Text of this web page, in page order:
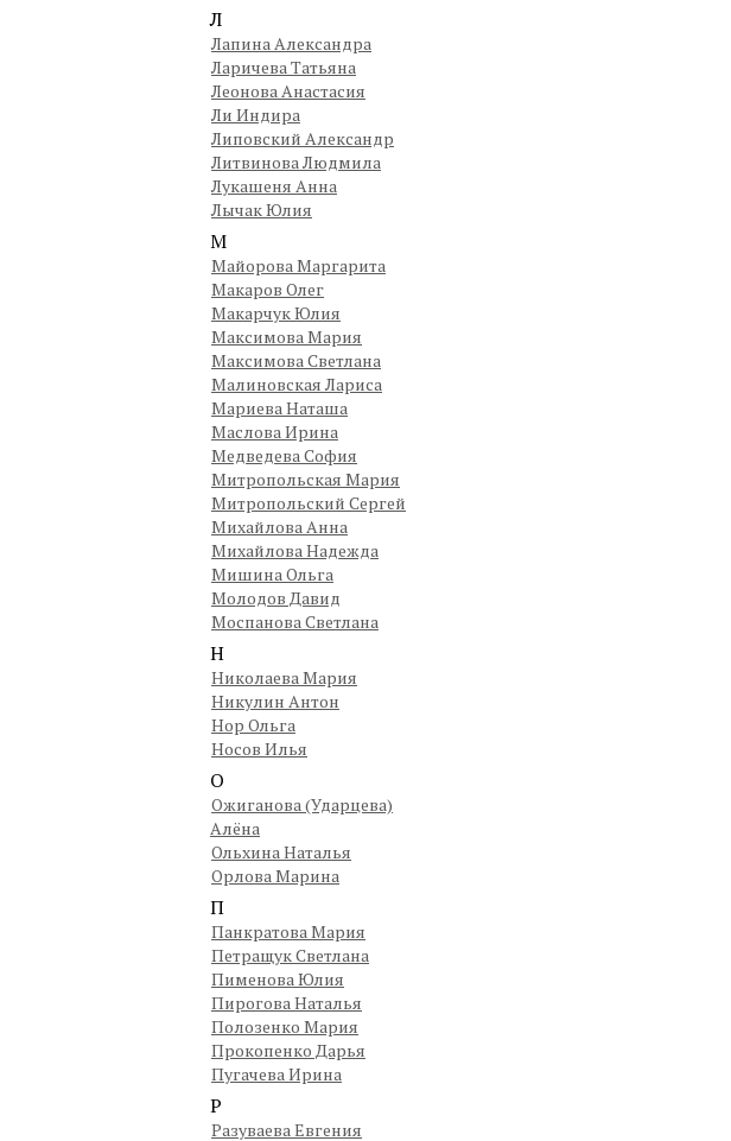
Л
Лапина Александра
Ларичева Татьяна
Леонова Анастасия
Ли Индира
Липовский Александр
Литвинова Людмила
Лукашеня Анна
Лычак Юлия
М
Майорова Маргарита
Макаров Олег
Макарчук Юлия
Максимова Мария
Максимова Светлана
Малиновская Лариса
Мариева Наташа
Маслова Ирина
Медведева София
Митропольская Мария
Митропольский Сергей
Михайлова Анна
Михайлова Надежда
Мишина Ольга
Молодов Давид
Моспанова Светлана
Н
Николаева Мария
Никулин Антон
Нор Ольга
Носов Илья
О
Ожиганова (Ударцева)
Алёна
Ольхина Наталья
Орлова Марина
П
Панкратова Мария
Петращук Светлана
Пименова Юлия
Пирогова Наталья
Полозенко Мария
Прокопенко Дарья
Пугачева Ирина
Р
Разуваева Евгения